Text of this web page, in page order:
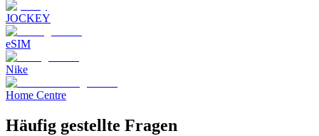
JOCKEY
eSIM
Nike
Home Centre
Häufig gestellte Fragen